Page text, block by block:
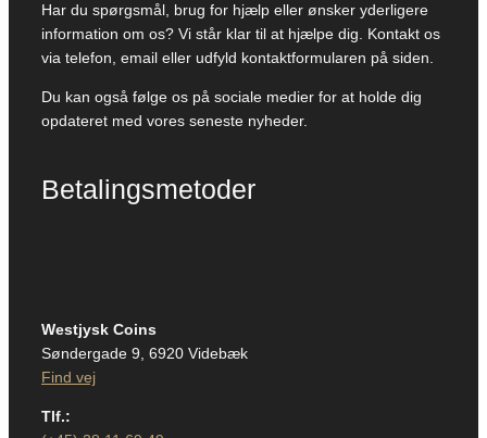
Har du spørgsmål, brug for hjælp eller ønsker yderligere
information om os? Vi står klar til at hjælpe dig. Kontakt os
via telefon, email eller udfyld kontaktformularen på siden.
Du kan også følge os på sociale medier for at holde dig
opdateret med vores seneste nyheder.
Betalingsmetoder
Westjysk Coins
Søndergade 9, 6920 Videbæk
Find vej
Tlf.: